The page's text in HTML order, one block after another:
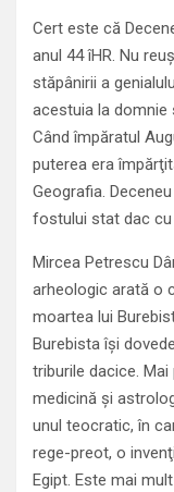
Cert este că
anul 44 îHR. Nu
stăpânirii a
acestuia la domnie
Când împăratul
puterea era
Geografia.
fostului stat dac cu
Mircea Petrescu
arheologic arată o
moartea lui
Burebista îşi
triburile dacice.
medicină şi
unul teocratic, în
rege-preot, o
Egipt. Este mai